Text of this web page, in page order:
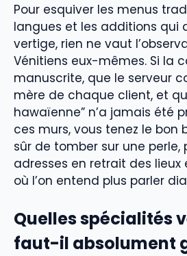
Pour esquiver les menus
langues et les additions qui
vertige, rien ne vaut
Vénitiens eux-mêmes. Si la
manuscrite, que le serveur
mère de chaque client, et
hawaïenne” n’a jamais été
ces murs, vous tenez le bon
sûr de tomber sur une perle,
adresses en retrait des
où l’on entend plus parler
Quelles spécialités
faut-il absolument